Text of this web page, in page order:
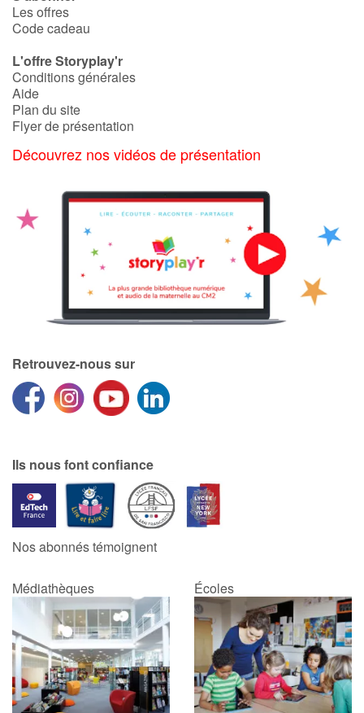
Les offres
Code cadeau
L'offre Storyplay'r
Conditions générales
Aide
Plan du site
Flyer de présentation
Découvrez nos vidéos de présentation
Retrouvez-nous sur
Ils nous font confiance
Nos abonnés témoignent
Médiathèques Écoles